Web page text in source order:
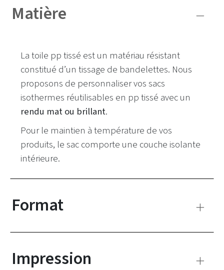
Matière
La toile pp tissé est un matériau résistant
constitué d’un tissage de bandelettes. Nous
proposons de personnaliser vos sacs
isothermes réutilisables en pp tissé avec un
rendu mat ou brillant.
Pour le maintien à température de vos
produits, le sac comporte une couche isolante
intérieure.
Format
Impression